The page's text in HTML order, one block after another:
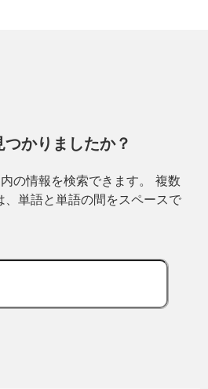
かりましたか？
の情報を検索できます。 複数
、単語と単語の間をスペースで